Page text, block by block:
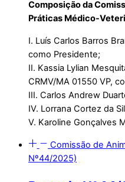
Composição da
Práticas Médico-
I. Luís Carlos Barros
como Presidente;
II. Kassia Lylian
CRMV/MA 01550 VP,
III. Carlos Andrew
IV. Lorrana Cortez da
V. Karoline Gonçalves
Comissão de
Nº44/2025)